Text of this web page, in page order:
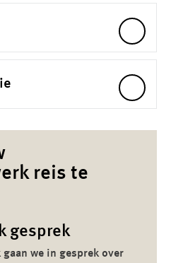
reis te
gesprek
we in gesprek over